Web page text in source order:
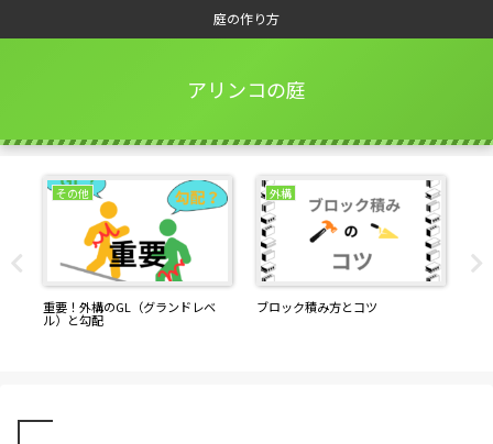
庭の作り方
アリンコの庭
その他
重要！外構のGL（グランドレベ
ル）と勾配
外構
ブロック積み方とコツ